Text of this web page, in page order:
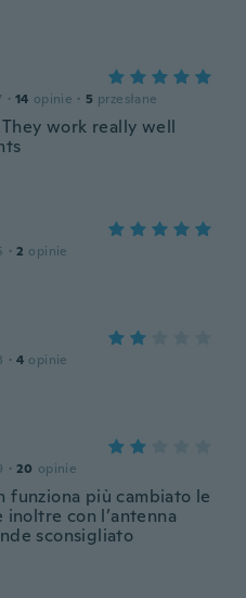
· 14 opinie · 5 przesłane
work really well
· 2 opinie
· 4 opinie
· 20 opinie
funziona più cambiato le
con l’antenna
sconsigliato